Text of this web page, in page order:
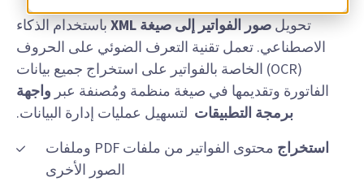
تحويلصور الفواتير إلى صيغة XML
باستخدام الذكاء
الاصطناعي. تعمل تقنية التعرف الضوئي على الحروف
(OCR) الخاصة بالفواتير على استخراج جميع بيانات
الفاتورة وتقديمها في صيغة منظمة ومُصنفة عبرواجهة
برمجة التطبيقاتلتسهيل عمليات إدارة البيانات.
استخراج
محتوى الفواتير من ملفات PDF وملفات
الصور الأخرى